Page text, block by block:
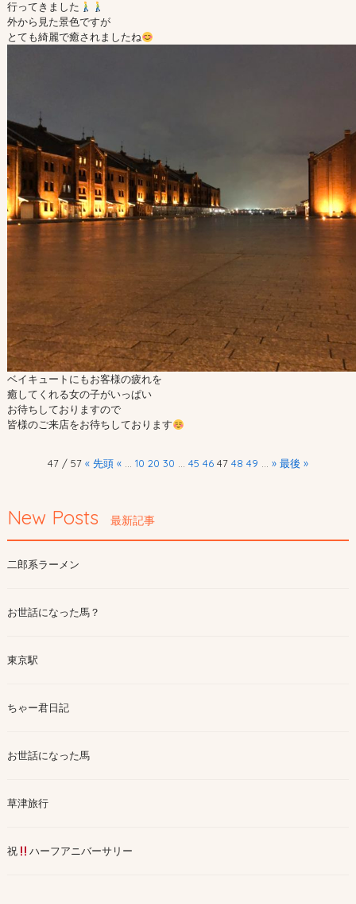
行ってきました
外から見た景色ですが
とても綺麗で癒されましたね
ベイキュートにもお客様の疲れを
癒してくれる女の子がいっぱい
お待ちしておりますので
皆様のご来店をお待ちしております
47 / 57 « 先頭 « ... 10 20 30 ... 45 46 47 48 49 ... » 最後 »
New Posts 最新記事
二郎系ラーメン
お世話になった馬？
東京駅
ちゃー君日記
お世話になった馬
草津旅行
祝 ハーフアニバーサリー